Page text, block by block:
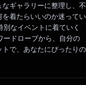
ギャラリーに整理し、不
着たらいいのか迷ってい
なイベントに着ていく
ドローブから、自分の
で、あなたにぴったりの